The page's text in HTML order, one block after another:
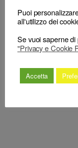
← PROCURA
AZIONATA
ASSISTITA
ARTT. 1 COMMI
Puoi
all'utilizzo dei
Se vuoi saperne
"Privacy e Cookie
Accetta